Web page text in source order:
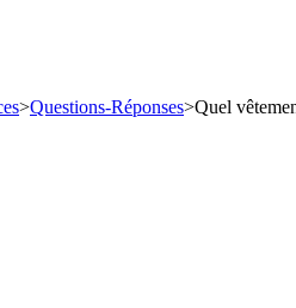
>Questions-Réponses>Quel